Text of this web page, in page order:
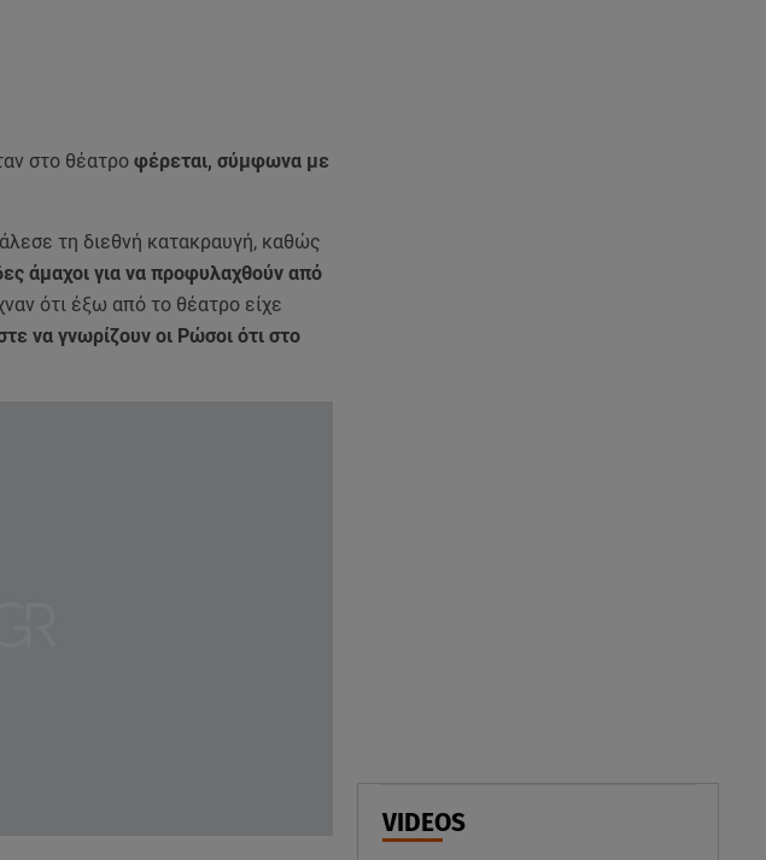
είναι ο Έλληνας χειριστής που
σκοτώθηκε
VIDEOS
στο θέατρο φέρεται, σύμφωνα με
τη διεθνή κατακραυγή, καθώς
άμαχοι για να προφυλαχθούν από
ότι έξω από το θέατρο είχε
να γνωρίζουν οι Ρώσοι ότι στο